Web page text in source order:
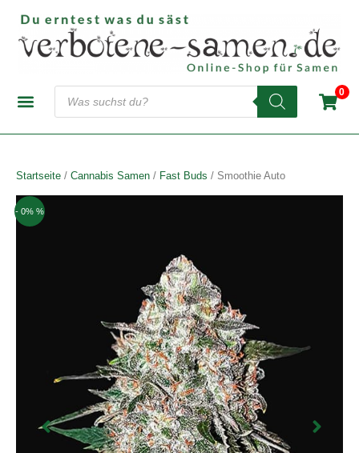
Inhalt
springen
Products
search
0
Startseite / Cannabis Samen / Fast Buds / Smoothie Auto
- 0% %